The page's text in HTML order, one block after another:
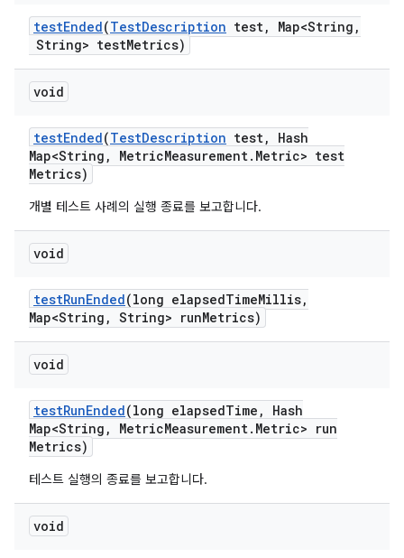
testEnded(TestDescription test, Map<String ,
String> testMetrics)
void
testEnded(TestDescription test,
Hash
Map<String , MetricMeasurement. Metric> test
Metrics)
개별 테스트 사례의 실행 종료를 보고합니다.
void
testRunEnded(long elapsedTimeMillis,
Map<String , String> runMetrics)
void
testRunEnded(long elapsedTime ,
Hash
Map<String , MetricMeasurement. Metric> run
Metrics)
테스트 실행의 종료를 보고합니다.
void